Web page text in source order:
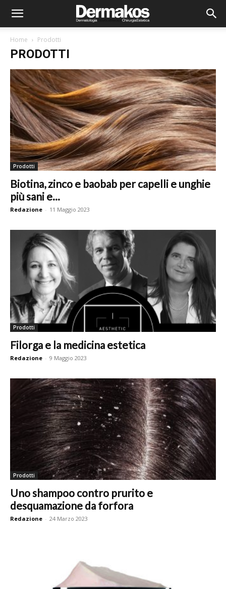
Home Prodotti
PRODOTTI
Prodotti
Biotina, zinco e baobab per capelli e unghie
più sani e...
Redazione - 11 Maggio 2023
Prodotti
Filorga e la medicina estetica
Redazione - 9 Maggio 2023
Prodotti
Uno shampoo contro prurito e
desquamazione da forfora
Redazione - 24 Marzo 2023